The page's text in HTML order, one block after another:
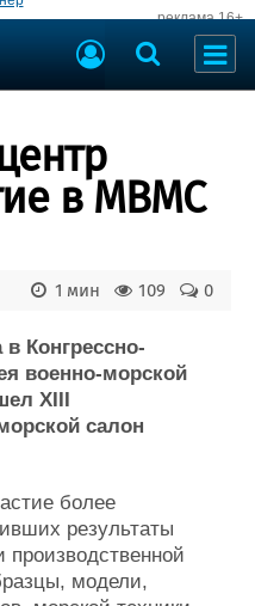
реклама 16+
площадка
флота
в МВМС
0
109
1 мин
Конгрессно-
военно-морской
XIII
салон
более
результаты
производственной
модели,